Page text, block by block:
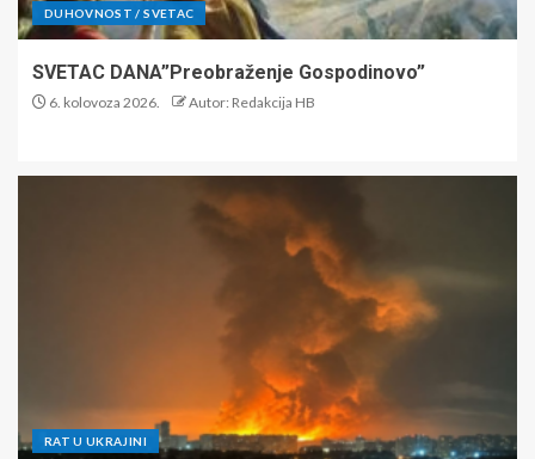
DUHOVNOST / SVETAC
SVETAC DANA”Preobraženje Gospodinovo”
6. kolovoza 2026. Autor: Redakcija HB
RAT U UKRAJINI